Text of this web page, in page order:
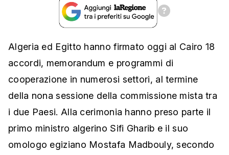
Algeria ed Egitto hanno firmato oggi al Cairo 18
accordi, memorandum e programmi di
cooperazione in numerosi settori, al termine
della nona sessione della commissione mista tra
i due Paesi. Alla cerimonia hanno preso parte il
primo ministro algerino Sifi Gharib e il suo
omologo egiziano Mostafa Madbouly, secondo